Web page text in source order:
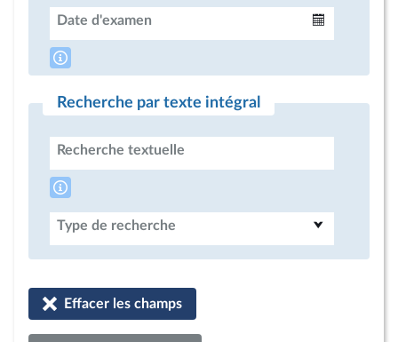
Date d'examen
Recherche par texte intégral
Recherche textuelle
Type de recherche
Effacer les champs